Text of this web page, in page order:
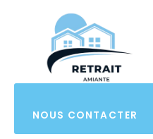
NOUS CONTACTER